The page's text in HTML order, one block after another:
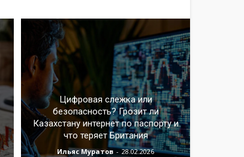
Цифровая слежка или
безопасность? Грозит ли
Казахстану интернет по паспорту и
что теряет Британия
Ильяс Муратов - 28.02.2026